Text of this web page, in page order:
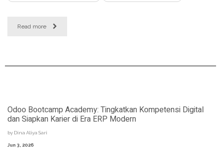
Read more
Odoo Bootcamp Academy: Tingkatkan Kompetensi Digital
dan Siapkan Karier di Era ERP Modern
by Dina Aliya Sari
Jun 3, 2026